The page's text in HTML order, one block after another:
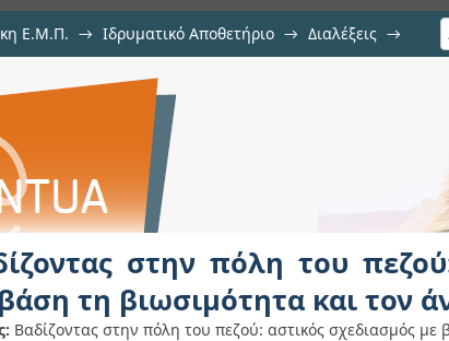
Ε.Μ.Π. → Ιδρυματικό Αποθετήριο → Διαλέξεις →
του πεζού: αστικός
άνθρωπο
στην πόλη του
τη βιωσιμότητα και τον
Βαδίζοντας στην πόλη του πεζού: αστικός σχεδιασμός